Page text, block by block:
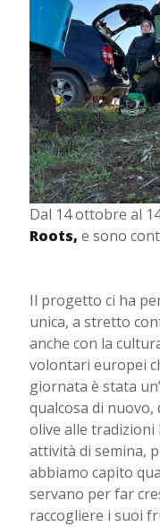
Dal 14 ottobre al
Roots, e sono
Il progetto ci ha
unica, a stretto
anche con la
volontari europei
giornata è stata
qualcosa di nuovo,
olive alle
attività di semina,
abbiamo capito
servano per far
raccogliere i suoi